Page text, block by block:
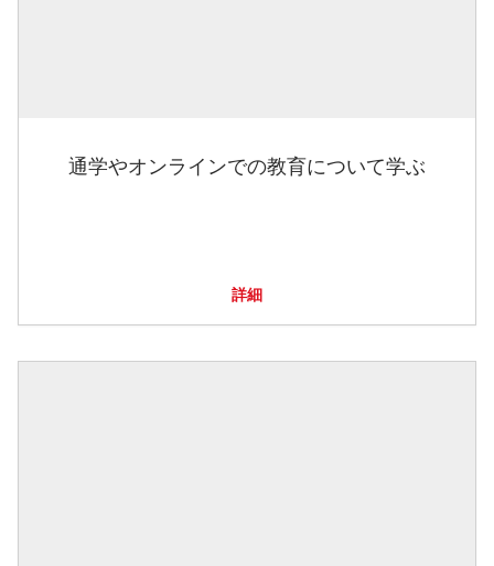
通学やオンラインでの教育について学ぶ
詳細